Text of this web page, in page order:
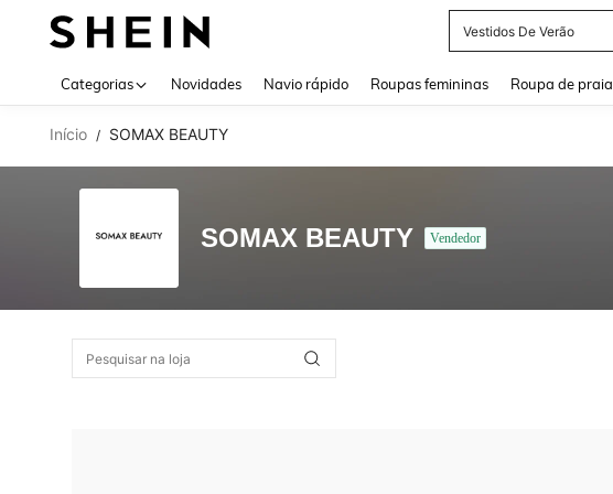
Vestidos De Verão
Categorias Novidades Navio rápido Roupas femininas Roupa de praia
Início / SOMAX BEAUTY
SOMAX BEAUTY Vendedor